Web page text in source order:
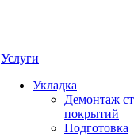
Услуги
Укладка
Демонтаж
покрытий
Подготовка